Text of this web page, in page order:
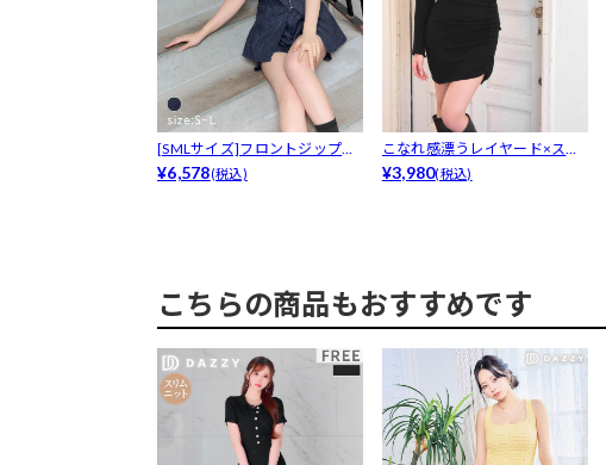
[SMLサイズ]フロントジップレ
ザー格...
¥6,578(税込)
こなれ感漂うレイヤード×スリ
ットギャザ...
¥3,980(税込)
こちらの商品もおすすめです